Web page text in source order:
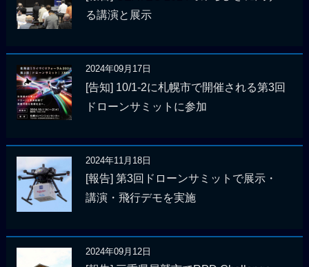
る講演と展示
2024年09月17日
[告知] 10/1-2に札幌市で開催される第3回
ドローンサミットに参加
2024年11月18日
[報告] 第3回ドローンサミットで展示・
講演・飛行デモを実施
2024年09月12日